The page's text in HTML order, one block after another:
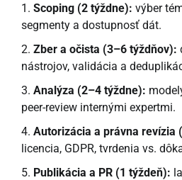
Scoping (2 týždne): výber
segmenty a dostupnosť dát.
Zber a očista (3–6 týždňov):
nástrojov, validácia a
Analýza (2–4 týždne):
peer-review internými expertmi.
Autorizácia a právna revízia
licencia, GDPR, tvrdenia vs.
Publikácia a PR (1 týždeň):